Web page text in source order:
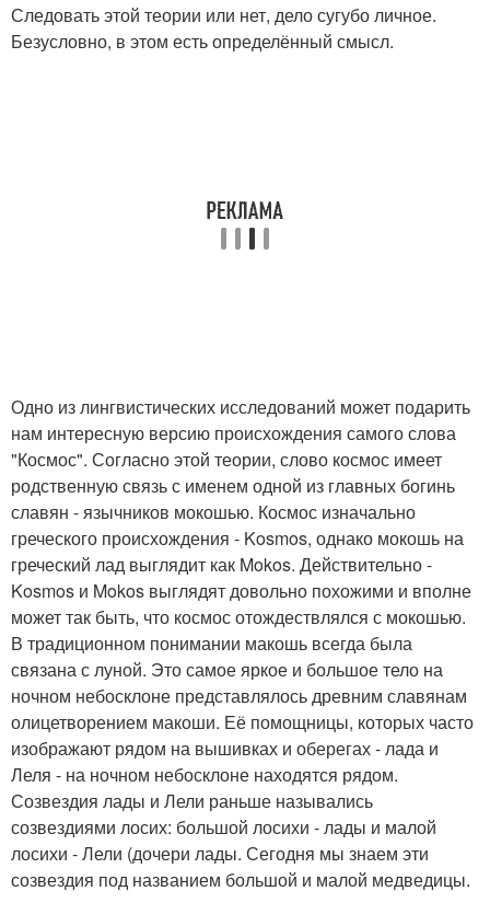
Следовать этой теории или нет, дело сугубо личное.
Безусловно, в этом есть определённый смысл.
Одно из лингвистических исследований может подарить
нам интересную версию происхождения самого слова
"Космос". Согласно этой теории, слово космос имеет
родственную связь с именем одной из главных богинь
славян - язычников мокошью. Космос изначально
греческого происхождения - Kosmos, однако мокошь на
греческий лад выглядит как Mokos. Действительно -
Kosmos и Mokos выглядят довольно похожими и вполне
может так быть, что космос отождествлялся с мокошью.
В традиционном понимании макошь всегда была
связана с луной. Это самое яркое и большое тело на
ночном небосклоне представлялось древним славянам
олицетворением макоши. Её помощницы, которых часто
изображают рядом на вышивках и оберегах - лада и
Леля - на ночном небосклоне находятся рядом.
Созвездия лады и Лели раньше назывались
созвездиями лосих: большой лосихи - лады и малой
лосихи - Лели (дочери лады. Сегодня мы знаем эти
созвездия под названием большой и малой медведицы.